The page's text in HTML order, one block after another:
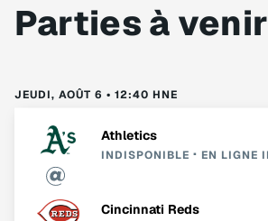
Parties à venir
JEUDI, AOÛT 6 • 12:40 HNE
Athletics
INDISPONIBLE EN LIGNE
Cincinnati Reds